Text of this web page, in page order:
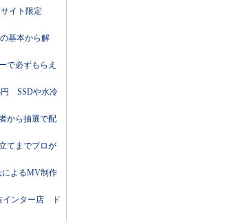
サイト限定
基本から解
で必ずもらえ
円 SSDや水冷
から抽選で配
てまでプロが
によるMV制作
インター店 ド